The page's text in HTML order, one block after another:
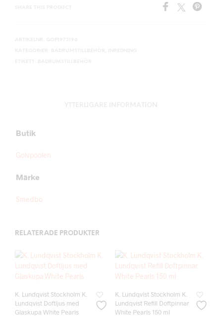
Butik
Golvpoolen
Märke
Smedbo
RELATERADE PRODUKTER
K. Lundqvist Stockholm K.
Lundqvist Doftljus med
Glaskupa White Pearls
K. Lundqvist Stockholm K.
Lundqvist Refill Doftpinnar
White Pearls 150 ml